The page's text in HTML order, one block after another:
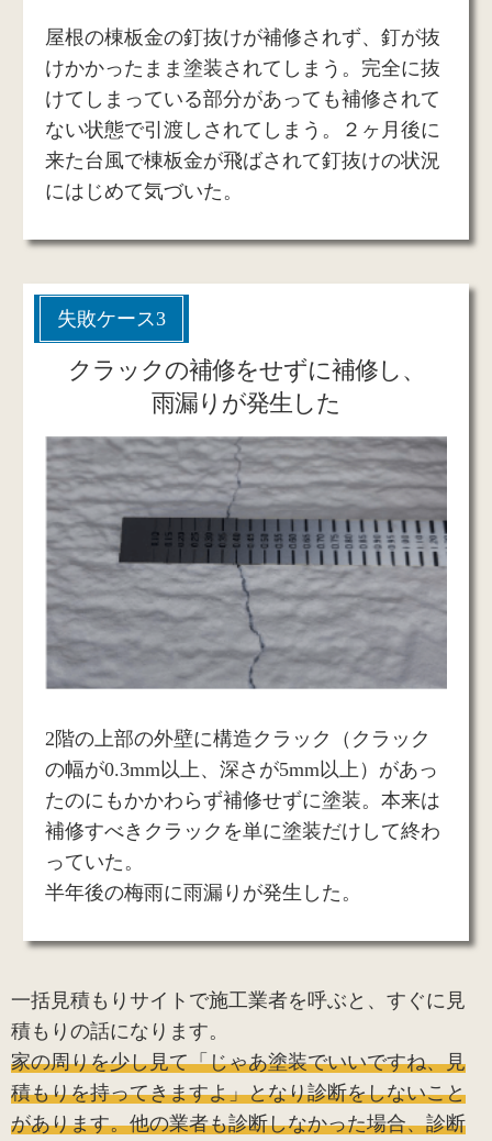
屋根の棟板金の釘抜けが補修されず、釘が抜
けかかったまま塗装されてしまう。完全に抜
けてしまっている部分があっても補修されて
ない状態で引渡しされてしまう。２ヶ月後に
来た台風で棟板金が飛ばされて釘抜けの状況
にはじめて気づいた。
失敗ケース3
クラックの補修をせずに補修し、
雨漏りが発生した
2階の上部の外壁に構造クラック（クラック
の幅が0.3mm以上、深さが5mm以上）があっ
たのにもかかわらず補修せずに塗装。本来は
補修すべきクラックを単に塗装だけして終わ
っていた。
半年後の梅雨に雨漏りが発生した。
一括見積もりサイトで施工業者を呼ぶと、すぐに見
積もりの話になります。
家の周りを少し見て「じゃあ塗装でいいですね、見
積もりを持ってきますよ」となり診断をしないこと
があります。他の業者も診断しなかった場合、診断